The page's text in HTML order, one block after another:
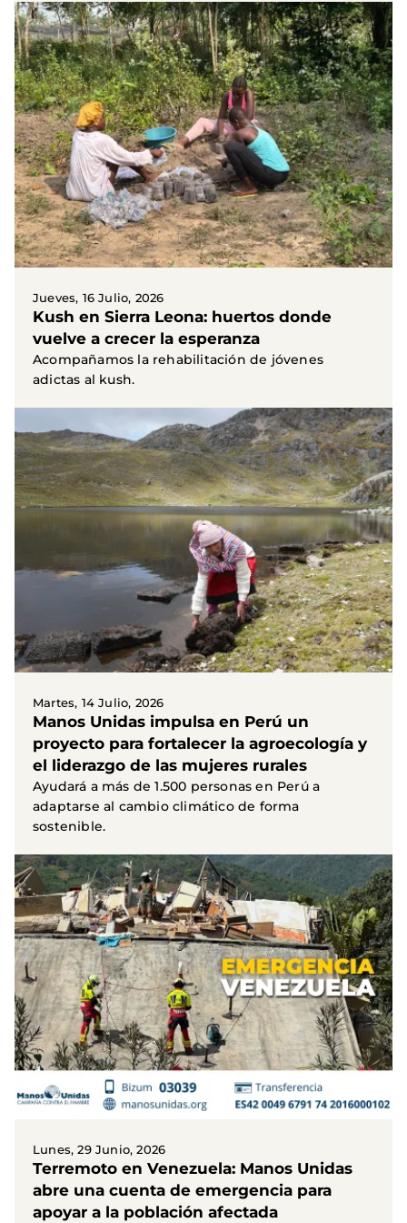
Jueves, 16 Julio, 2026
Kush en Sierra Leona: huertos donde
vuelve a crecer la esperanza
Acompañamos la rehabilitación de jóvenes
adictas al kush.
Martes, 14 Julio, 2026
Manos Unidas impulsa en Perú un
proyecto para fortalecer la agroecología y
el liderazgo de las mujeres rurales
Ayudará a más de 1.500 personas en Perú a
adaptarse al cambio climático de forma
sostenible.
Lunes, 29 Junio, 2026
Terremoto en Venezuela: Manos Unidas
abre una cuenta de emergencia para
apoyar a la población afectada